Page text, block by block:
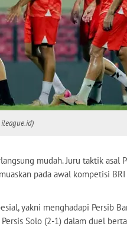
ileague.id)
mudah. Juru taktik asal
pada awal kompetisi
yakni menghadapi Persib
Solo (2-1) dalam duel